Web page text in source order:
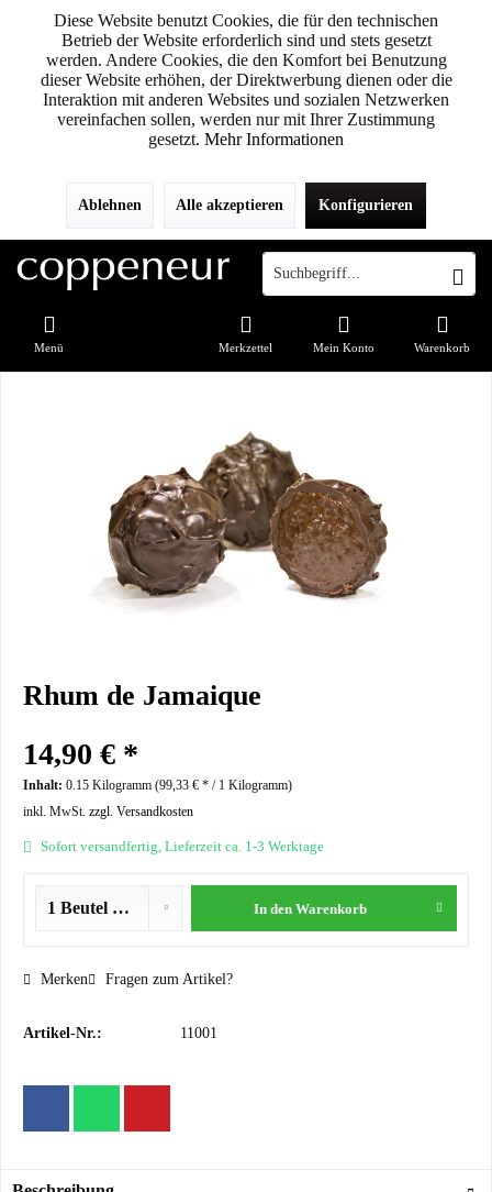
Diese Website benutzt Cookies, die für den technischen
Betrieb der Website erforderlich sind und stets gesetzt
werden. Andere Cookies, die den Komfort bei Benutzung
dieser Website erhöhen, der Direktwerbung dienen oder die
Interaktion mit anderen Websites und sozialen Netzwerken
vereinfachen sollen, werden nur mit Ihrer Zustimmung
gesetzt. Mehr Informationen
Ablehnen Alle akzeptieren Konfigurieren
Menü Warenkorb
Merkzettel Mein Konto
Rhum de Jamaique
14,90 € *
Inhalt: 0.15 Kilogramm (99,33 € * / 1 Kilogramm)
inkl. MwSt. zzgl. Versandkosten
Sofort versandfertig, Lieferzeit ca. 1-3 Werktage
In den Warenkorb
Merken Fragen zum Artikel?
Artikel-Nr.: 11001